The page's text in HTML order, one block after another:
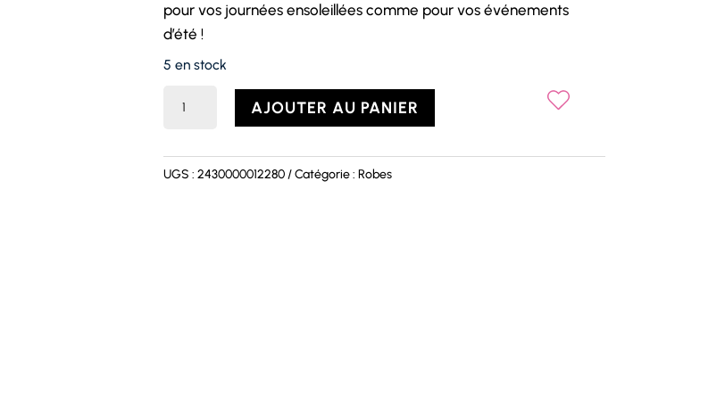
pour vos journées ensoleillées comme pour vos événements
d’été !
5 en stock
SEVILLE
AJOUTER AU PANIER
UGS : 2430000012280 Catégorie : Robes